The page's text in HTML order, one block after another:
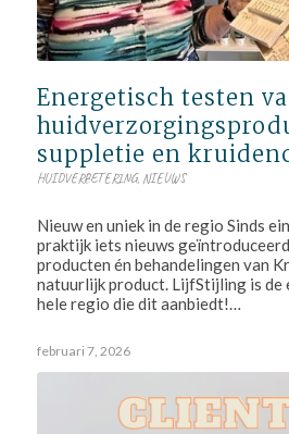
Energetisch testen
suppletie en
HUIDVERBETERING, NIEUWS
Nieuw en uniek in de regio Sinds
praktijk iets nieuws
producten én behandelingen van
natuurlijk product. LijfStijling is de
hele regio die dit aanbiedt!…
februari 7, 2026